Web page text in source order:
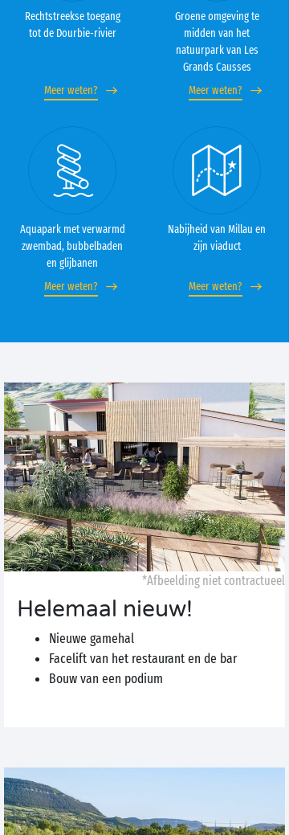
Rechtstreekse toegang
tot de Dourbie-rivier
Meer weten?
Groene omgeving te
midden van het
natuurpark van Les
Grands Causses
Meer weten?
Aquapark met verwarmd
zwembad, bubbelbaden
en glijbanen
Meer weten?
Nabijheid van Millau en
zijn viaduct
Meer weten?
*Afbeelding niet contractueel
Helemaal nieuw!
Nieuwe gamehal
Facelift van het restaurant en de bar
Bouw van een podium